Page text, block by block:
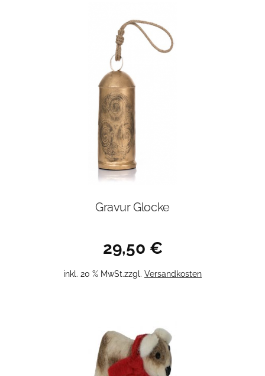
Gravur Glocke
29,50 €
inkl. 20 % MwSt.zzgl. Versandkosten